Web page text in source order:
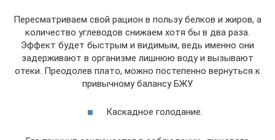
Пересматриваем свой рацион в пользу белков и жиров, а
количество углеводов снижаем хотя бы в два раза.
Эффект будет быстрым и видимым, ведь именно они
задерживают в организме лишнюю воду и вызывают
отеки. Преодолев плато, можно постепенно вернуться к
привычному балансу БЖУ.
Каскадное голодание.